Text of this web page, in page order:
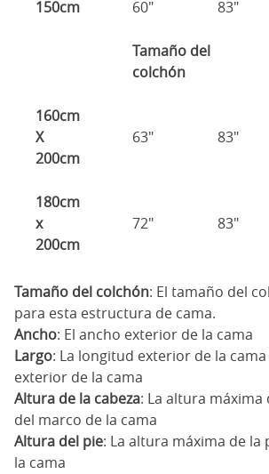
150cm 60" 83"
Tamaño del
colchón
160cm
X
200cm
63" 83"
180cm
x
200cm
72" 83"
Tamaño del colchón: El tamaño del
para esta estructura de cama.
Ancho: El ancho exterior de la cama
Largo: La longitud exterior de la
exterior de la cama
Altura de la cabeza: La altura máxima
del marco de la cama
Altura del pie: La altura máxima de la
la cama